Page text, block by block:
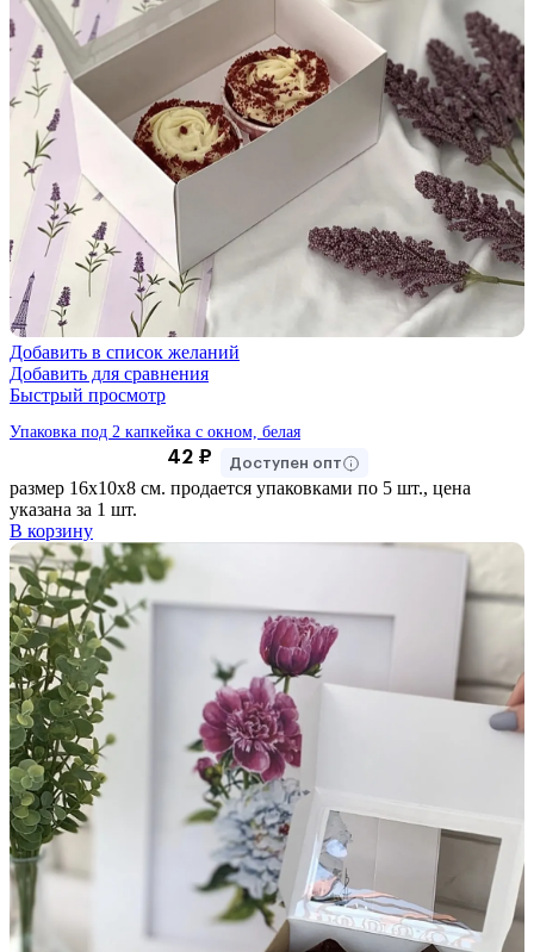
Добавить в список желаний
Добавить для сравнения
Быстрый просмотр
Упаковка под 2 капкейка с окном, белая
42 ₽ Доступен опт
размер 16х10х8 см. продается упаковками по 5 шт., цена
указана за 1 шт.
В корзину